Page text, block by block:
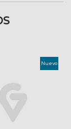
Nuevo